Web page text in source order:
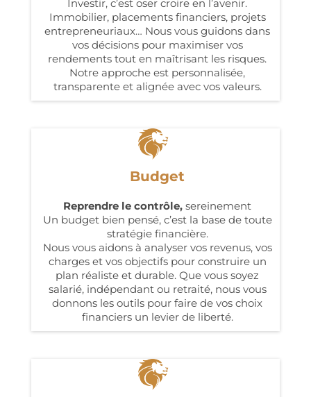
Investir, c’est oser croire en l’avenir.
Immobilier, placements financiers, projets
entrepreneuriaux… Nous vous guidons dans
vos décisions pour maximiser vos
rendements tout en maîtrisant les risques.
Notre approche est personnalisée,
transparente et alignée avec vos valeurs.
Budget
Reprendre le contrôle, sereinement
Un budget bien pensé, c’est la base de toute
stratégie financière.
Nous vous aidons à analyser vos revenus, vos
charges et vos objectifs pour construire un
plan réaliste et durable. Que vous soyez
salarié, indépendant ou retraité, nous vous
donnons les outils pour faire de vos choix
financiers un levier de liberté.